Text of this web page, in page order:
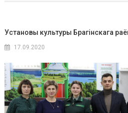
Установы культуры Брагінскага
17.09.2020